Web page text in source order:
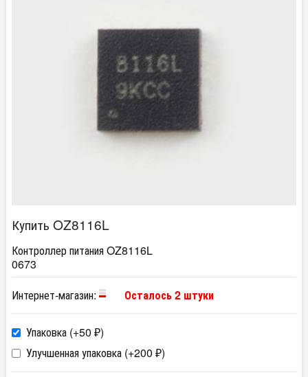
Купить OZ8116L
Контроллер питания OZ8116L
0673
Интернет-магазин:
Осталось 2 штуки
Упаковка (+50 ₽)
Улучшенная упаковка (+200 ₽)